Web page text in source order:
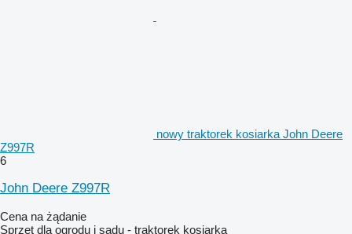
nowy traktorek kosiarka John Deere
Z997R
6
John Deere Z997R
Cena na żądanie
Sprzęt dla ogrodu i sadu - traktorek kosiarka